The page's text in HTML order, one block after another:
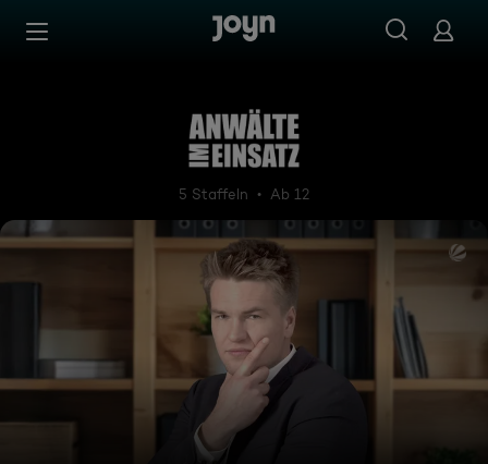
Zum Inhalt springen
Anwälte im Einsatz
5 Staffeln Ab 12